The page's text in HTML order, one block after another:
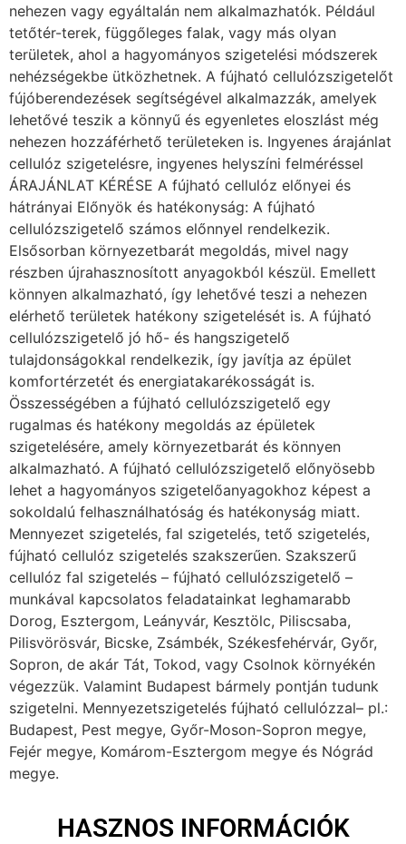
nehezen vagy egyáltalán nem alkalmazhatók. Például
tetőtér-terek, függőleges falak, vagy más olyan
területek, ahol a hagyományos szigetelési módszerek
nehézségekbe ütközhetnek. A fújható cellulózszigetelőt
fújóberendezések segítségével alkalmazzák, amelyek
lehetővé teszik a könnyű és egyenletes eloszlást még
nehezen hozzáférhető területeken is. Ingyenes árajánlat
cellulóz szigetelésre, ingyenes helyszíni felméréssel
ÁRAJÁNLAT KÉRÉSE A fújható cellulóz előnyei és
hátrányai Előnyök és hatékonyság: A fújható
cellulózszigetelő számos előnnyel rendelkezik.
Elsősorban környezetbarát megoldás, mivel nagy
részben újrahasznosított anyagokból készül. Emellett
könnyen alkalmazható, így lehetővé teszi a nehezen
elérhető területek hatékony szigetelését is. A fújható
cellulózszigetelő jó hő- és hangszigetelő
tulajdonságokkal rendelkezik, így javítja az épület
komfortérzetét és energiatakarékosságát is.
Összességében a fújható cellulózszigetelő egy
rugalmas és hatékony megoldás az épületek
szigetelésére, amely környezetbarát és könnyen
alkalmazható. A fújható cellulózszigetelő előnyösebb
lehet a hagyományos szigetelőanyagokhoz képest a
sokoldalú felhasználhatóság és hatékonyság miatt.
Mennyezet szigetelés, fal szigetelés, tető szigetelés,
fújható cellulóz szigetelés szakszerűen. Szakszerű
cellulóz fal szigetelés – fújható cellulózszigetelő –
munkával kapcsolatos feladatainkat leghamarabb
Dorog, Esztergom, Leányvár, Kesztölc, Piliscsaba,
Pilisvörösvár, Bicske, Zsámbék, Székesfehérvár, Győr,
Sopron, de akár Tát, Tokod, vagy Csolnok környékén
végezzük. Valamint Budapest bármely pontján tudunk
szigetelni. Mennyezetszigetelés fújható cellulózzal– pl.:
Budapest, Pest megye, Győr-Moson-Sopron megye,
Fejér megye, Komárom-Esztergom megye és Nógrád
megye.
HASZNOS INFORMÁCIÓK